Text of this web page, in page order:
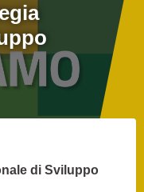
di Sviluppo